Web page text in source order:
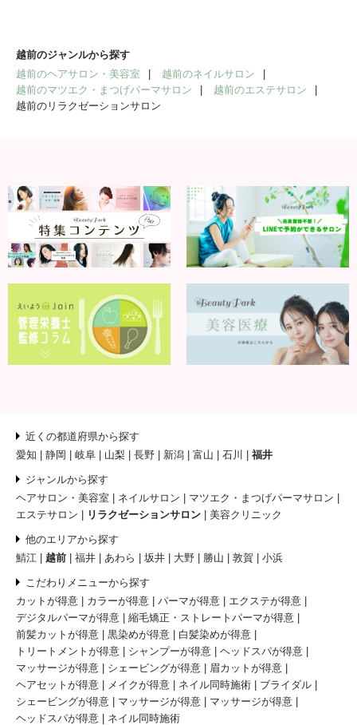
越前のジャンルから探す
越前のヘアサロン・美容室
越前のネイルサロン
越前のマツエク・まつげパーマサロン
越前のエステサロン
越前のリラクゼーションサロン
近くの都道府県から探す
愛知
静岡 岐阜 山梨 長野 新潟 富山 石川 福井
ジャンルから探す
ヘアサロン・美容室
ネイルサロン
マツエク・まつげパーマサロン
エステサロン
リラクゼーションサロン 美容クリニック
他のエリアから探す
鯖江
越前 福井 あわら 坂井 大野 勝山 敦賀 小浜
こだわりメニューから探す
カットが得意
カラーが得意 パーマが得意
エクステが得意
デジタルパーマが得意
縮毛矯正・ストレートパーマが得意
前髪カットが得意
黒染めが得意
白髪染めが得意
トリートメントが得意
シャンプーが得意
ヘッドスパが得意
マッサージが得意
シェービングが得意
眉カットが得意
ヘアセットが得意
メイクが得意 ネイル同時施術
ブライダル
シェービングが得意
マッサージが得意
マッサージが得意
ヘッドスパが得意
ネイル同時施術